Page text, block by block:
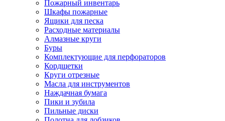
Пожарный инвентарь
Шкафы пожарные
Ящики для песка
Расходные материалы
Алмазные круги
Буры
Комплектующие для перфораторов
Кордщетки
Круги отрезные
Масла для инструментов
Наждачная бумага
Пики и зубила
Пильные диски